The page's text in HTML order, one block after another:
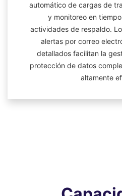
automático de cargas de
y monitoreo en
actividades de respaldo.
alertas por correo
detallados facilitan la
protección de datos
altamente